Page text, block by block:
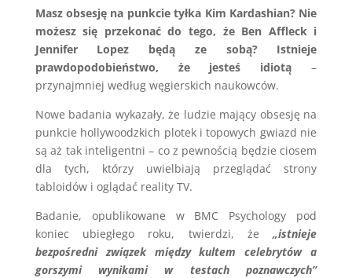
Masz obsesję na punkcie tyłka Kim Kardashian? Nie
możesz się przekonać do tego, że Ben Affleck i
Jennifer Lopez będą ze sobą?
Istnieje
prawdopodobieństwo, że jesteś idiotą –
przynajmniej według węgierskich naukowców.
Nowe badania wykazały, że ludzie mający obsesję na
punkcie hollywoodzkich plotek i topowych gwiazd nie
są aż tak inteligentni – co z pewnością będzie ciosem
dla tych, którzy uwielbiają przeglądać strony
tabloidów i oglądać reality TV.
Badanie, opublikowane w BMC Psychology pod
koniec ubiegłego roku, twierdzi, że„istnieje
bezpośredni związek między kultem celebrytów a
gorszymi wynikami w testach poznawczych”